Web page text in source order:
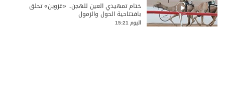
ختام تمهيدي العين للهجن.. «قزوين» تحلق
بافتتاحية الحول والزمول
اليوم 15:21